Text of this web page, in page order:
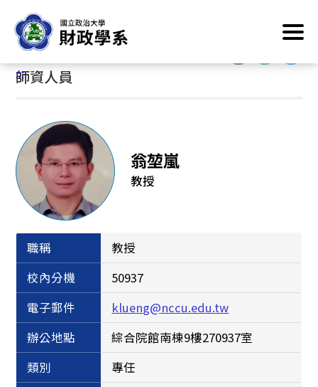
到
要
內
首頁
:::
:::
師資人員
翁堃嵐
教授
職稱
教授
校內分機
50937
電子郵件
klueng@nccu.edu.tw
辦公地點
綜合院館南棟9樓270937室
類別
專任